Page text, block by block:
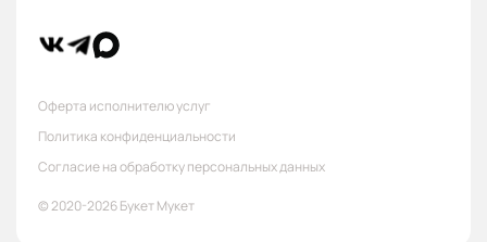
Оферта исполнителю услуг
Политика конфиденциальности
Согласие на обработку персональных данных
© 2020-2026Букет Мукет